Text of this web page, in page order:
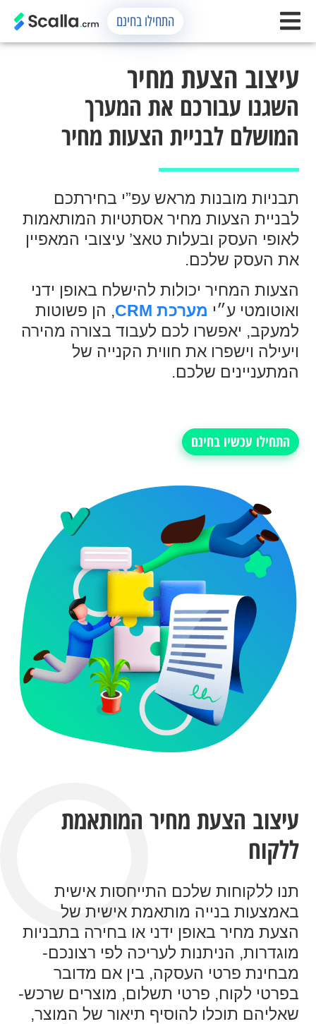
התחילו בחינם
עיצוב הצעת מחיר
השגנו עבורכם את המערך
המושלם לבניית הצעות מחיר
תבניות מובנות מראש עפ”י בחירתכם
לבניית הצעות מחיר אסתטיות המותאמות
לאופי העסק ובעלות טאצ’ עיצובי המאפיין
את העסק שלכם.
הצעות המחיר יכולות להישלח באופן ידני
ואוטומטי ע״י מערכת CRM
, הן פשוטות
למעקב, יאפשרו לכם לעבוד בצורה מהירה
ויעילה וישפרו את חווית הקנייה של
המתעניינים שלכם.
התחילו עכשיו בחינם
עיצוב הצעת מחיר המותאמת
ללקוח
תנו ללקוחות שלכם התייחסות אישית
באמצעות בנייה מותאמת אישית של
הצעת מחיר באופן ידני או בחירה בתבניות
מוגדרות, הניתנות לעריכה לפי רצונכם-
מבחינת פרטי העסקה, בין אם מדובר
בפרטי לקוח, פרטי תשלום, מוצרים שרכש-
שאליהם תוכלו להוסיף תיאור של המוצר,